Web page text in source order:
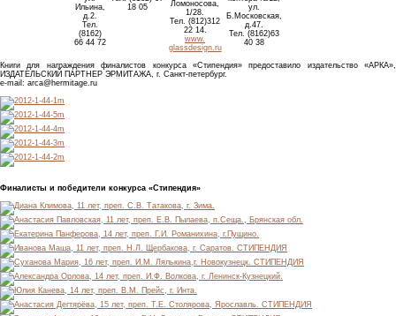
Ильина,
д.2.
Тел.
(8162)
66 44 72
18 05
Ломоносова,
1/28.
Тел. (812)312
22 14.
www.
glassdesign.ru
ул.
Б.Московская,
д.47.
Тел. (8162)63
40 38
Книги для награждения финалистов конкурса «Стипендия» предоставило издательство «АРКА»,
ИЗДАТЕЛЬСКИЙ ПАРТНЕР ЭРМИТАЖА, г. Санкт-петербург.
e-mail: arca@hermitage.ru
Финалисты и победители конкурса «Стипендия»